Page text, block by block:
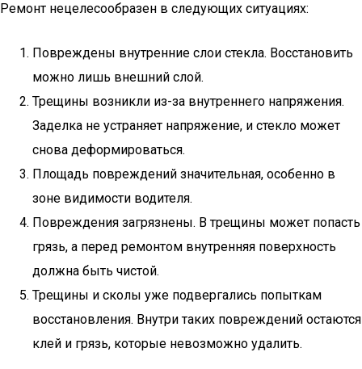
Ремонт нецелесообразен в следующих ситуациях:
Повреждены внутренние слои стекла. Восстановить
можно лишь внешний слой.
Трещины возникли из-за внутреннего напряжения.
Заделка не устраняет напряжение, и стекло может
снова деформироваться.
Площадь повреждений значительная, особенно в
зоне видимости водителя.
Повреждения загрязнены. В трещины может попасть
грязь, а перед ремонтом внутренняя поверхность
должна быть чистой.
Трещины и сколы уже подвергались попыткам
восстановления. Внутри таких повреждений остаются
клей и грязь, которые невозможно удалить.